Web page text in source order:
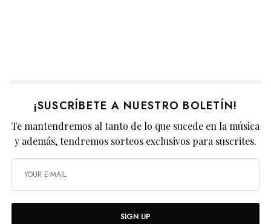
¡SUSCRÍBETE A NUESTRO BOLETÍN!
Te mantendremos al tanto de lo que sucede en la música
y además, tendremos sorteos exclusivos para suscrites.
SIGN UP